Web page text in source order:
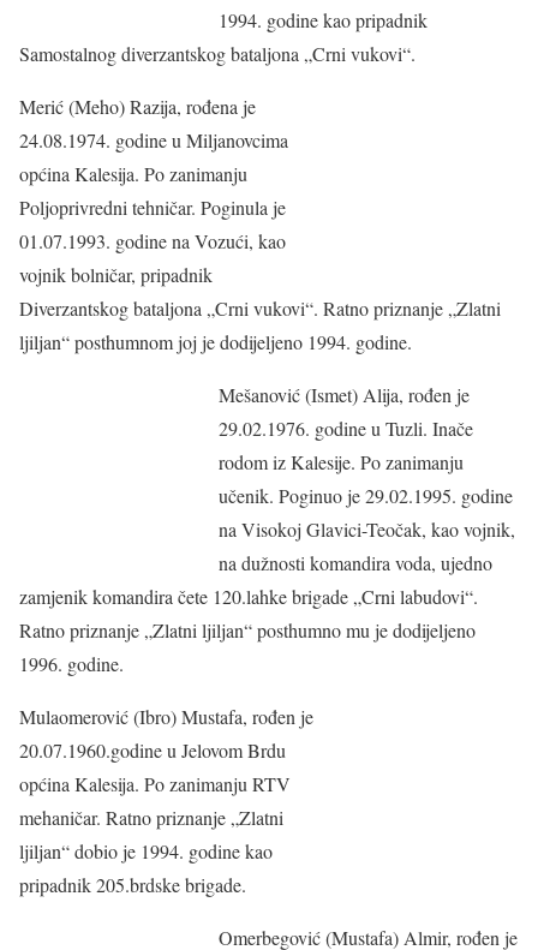
1994. godine kao pripadnik
Samostalnog diverzantskog bataljona „Crni vukovi“.
Merić (Meho) Razija, rođena je
24.08.1974. godine u Miljanovcima
općina Kalesija. Po zanimanju
Poljoprivredni tehničar. Poginula je
01.07.1993. godine na Vozući, kao
vojnik bolničar, pripadnik
Diverzantskog bataljona „Crni vukovi“. Ratno priznanje „Zlatni
ljiljan“ posthumnom joj je dodijeljeno 1994. godine.
Mešanović (Ismet) Alija, rođen je
29.02.1976. godine u Tuzli. Inače
rodom iz Kalesije. Po zanimanju
učenik. Poginuo je 29.02.1995. godine
na Visokoj Glavici-Teočak, kao vojnik,
na dužnosti komandira voda, ujedno
zamjenik komandira čete 120.lahke brigade „Crni labudovi“.
Ratno priznanje „Zlatni ljiljan“ posthumno mu je dodijeljeno
1996. godine.
Mulaomerović (Ibro) Mustafa, rođen je
20.07.1960.godine u Jelovom Brdu
općina Kalesija. Po zanimanju RTV
mehaničar. Ratno priznanje „Zlatni
ljiljan“ dobio je 1994. godine kao
pripadnik 205.brdske brigade.
Omerbegović (Mustafa) Almir, rođen je